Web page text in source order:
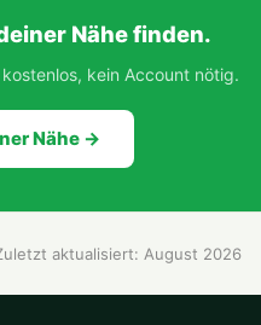
Nähe finden.
kein Account nötig.
Nähe →
aktualisiert: August 2026